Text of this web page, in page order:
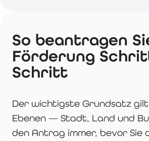
So beantragen
Förderung
Schritt
Der wichtigste Grundsatz
Ebenen — Stadt, Land und
den Antrag immer, bevor Sie